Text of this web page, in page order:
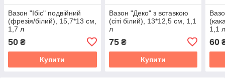
Вазон "Ібіс" подвійний
(фрезія/білий), 15,7*13 см,
1,7 л
50 ₴
Купити
Вазон "Деко" з вставкою
(сіті білий), 13*12,5 см, 1,1
л
75₴
Купити
1,1
60